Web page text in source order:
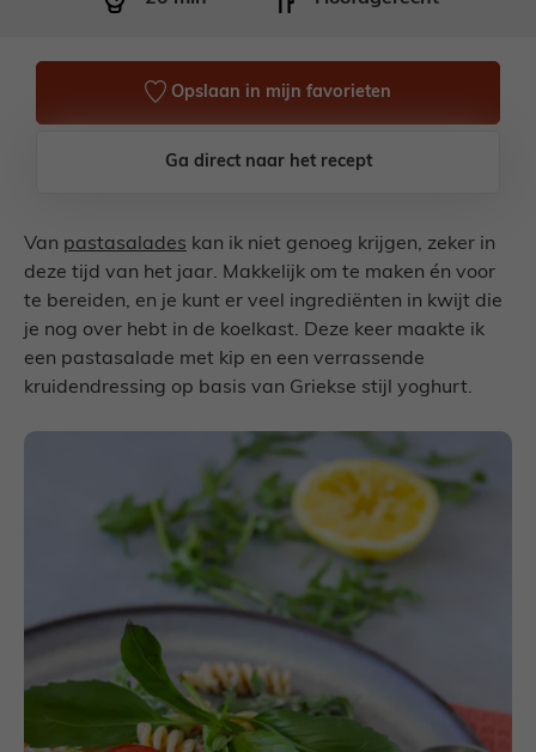
Opslaan in mijn favorieten
Ga direct naar het recept
Van pastasalades kan ik niet genoeg krijgen, zeker in
deze tijd van het jaar. Makkelijk om te maken én voor
te bereiden, en je kunt er veel ingrediënten in kwijt die
je nog over hebt in de koelkast. Deze keer maakte ik
een pastasalade met kip en een verrassende
kruidendressing op basis van Griekse stijl yoghurt.